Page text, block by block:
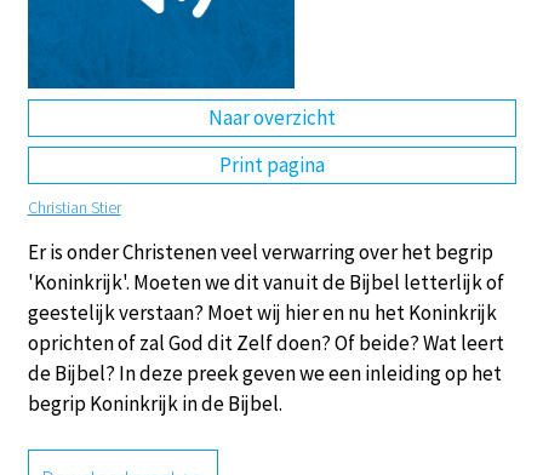
Naar overzicht
Print pagina
Christian Stier
Er is onder Christenen veel verwarring over het begrip
'Koninkrijk'. Moeten we dit vanuit de Bijbel letterlijk of
geestelijk verstaan? Moet wij hier en nu het Koninkrijk
oprichten of zal God dit Zelf doen? Of beide? Wat leert
de Bijbel? In deze preek geven we een inleiding op het
begrip Koninkrijk in de Bijbel.